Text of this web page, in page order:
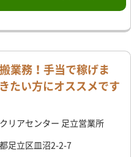
業務！手当で稼げま
たい方にオススメです
リアセンター 足立営業所
足立区皿沼2-2-7